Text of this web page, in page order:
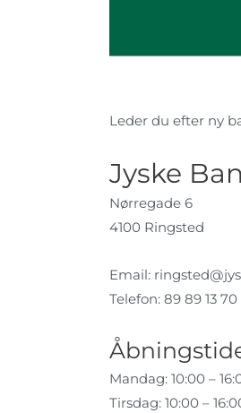
Leder du efter ny
Jyske
Nørregade 6
4100 Ringsted
Email:
Telefon: 89 89 13 70
Mandag: 10:00 –
Tirsdag: 10:00 –